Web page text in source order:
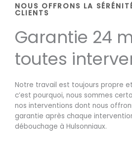
NOUS OFFRONS LA
CLIENTS
Garantie 24
toutes
Notre travail est toujours propre
c’est pourquoi, nous sommes
nos interventions dont nous
garantie après chaque
débouchage à Hulsonniaux.